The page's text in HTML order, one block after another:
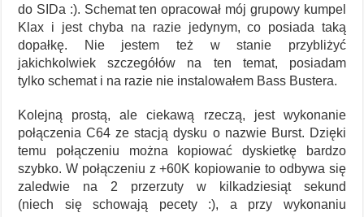
do SIDa :). Schemat ten opracował mój grupowy kumpel
Klax i jest chyba na razie jedynym, co posiada taką
dopałkę. Nie jestem też w stanie przybliżyć
jakichkolwiek szczegółów na ten temat, posiadam
tylko schemat i na razie nie instalowałem Bass Bustera.
Kolejną prostą, ale ciekawą rzeczą, jest wykonanie
połączenia C64 ze stacją dysku o nazwie Burst. Dzięki
temu połączeniu można kopiować dyskietkę bardzo
szybko. W połączeniu z +60K kopiowanie to odbywa się
zaledwie na 2 przerzuty w kilkadziesiąt sekund
(niech się schowają pecety :), a przy wykonaniu